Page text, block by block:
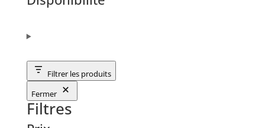
Filtrer les produits
Fermer
Filtres